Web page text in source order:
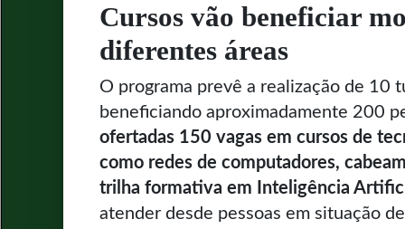
Cursos vão beneficiar
diferentes áreas
O programa prevê a realização de 10
beneficiando aproximadamente 200
ofertadas 150 vagas em cursos de
como redes de computadores,
trilha formativa em Inteligência
atender desde pessoas em situação